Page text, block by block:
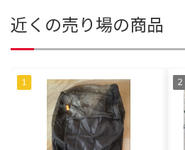
近くの売り場の商品